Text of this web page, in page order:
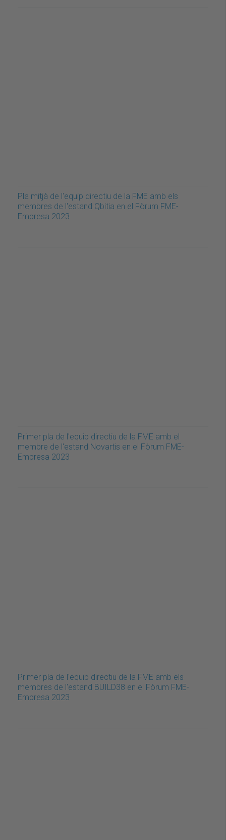
Pla mitjà de l'equip directiu de la FME amb els
membres de l'estand Qbitia en el Fòrum FME-
Empresa 2023
Primer pla de l'equip directiu de la FME amb el
membre de l'estand Novartis en el Fòrum FME-
Empresa 2023
Primer pla de l'equip directiu de la FME amb els
membres de l'estand BUILD38 en el Fòrum FME-
Empresa 2023